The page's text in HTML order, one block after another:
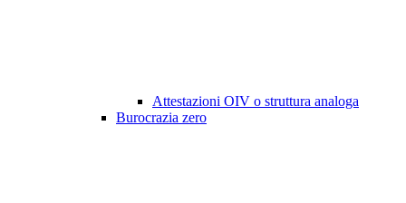
Attestazioni OIV o struttura analoga
Burocrazia zero